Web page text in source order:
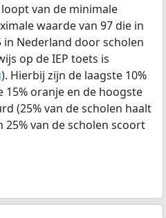
van de minimale
waarde van 97 die in
in Nederland door scholen
op de IEP toets is
). Hierbij zijn de laagste 10%
oranje en de hoogste
(25% van de scholen haalt
van de scholen scoort